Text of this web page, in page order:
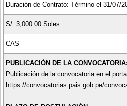
Duración de Contrato: Término el 31/07/
S/. 3,000.00 Soles
CAS
PUBLICACIÓN DE LA CONVOCATORIA:
Publicación de la convocatoria en el
https://convocatorias.pais.gob.pe/